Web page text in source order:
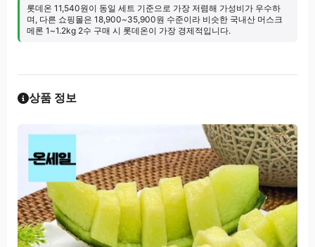
롯데온 11,540원이 동일 세트 기준으로 가장 저렴해 가성비가 우수하
며, 다른 쇼핑몰은 18,900~35,900원 수준이라 비슷한 국내산 머스크
메론 1~1.2kg 2수 구매 시 롯데온이 가장 경제적입니다.
상품 정보